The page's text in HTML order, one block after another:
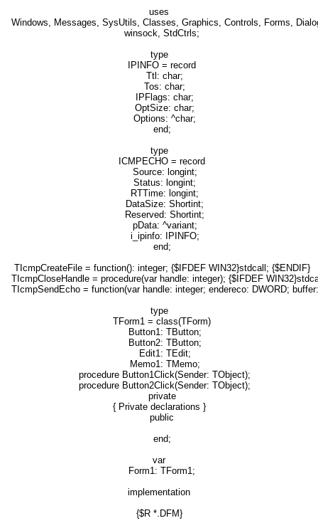
uses
Windows, Messages, SysUtils, Classes, Graphics, Controls, Forms,
winsock, StdCtrls;
type
IPINFO = record
Ttl: char;
Tos: char;
IPFlags: char;
OptSize: char;
Options: ^char;
end;
type
ICMPECHO = record
Source: longint;
Status: longint;
RTTime: longint;
DataSize: Shortint;
Reserved: Shortint;
pData: ^variant;
i_ipinfo: IPINFO;
end;
TIcmpCreateFile = function(): integer; {$IFDEF WIN32}stdcall; {$ENDIF}
TIcmpCloseHandle = procedure(var handle: integer); {$IFDEF
TIcmpSendEcho = function(var handle: integer; endereco: DWORD;
type
TForm1 = class(TForm)
Button1: TButton;
Button2: TButton;
Edit1: TEdit;
Memo1: TMemo;
procedure Button1Click(Sender: TObject);
procedure Button2Click(Sender: TObject);
private
{ Private declarations }
public
end;
var
Form1: TForm1;
implementation
{$R *.DFM}